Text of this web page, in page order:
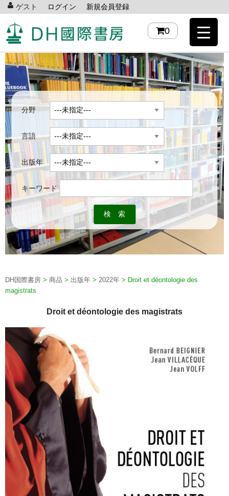
ゲスト ログイン 新規会員登録
0
分野
言語
出版年
キーワード
DH国際書房 > 商品 > 出版年 > 2022年 > Droit et déontologie des
magistrats
Droit et déontologie des magistrats